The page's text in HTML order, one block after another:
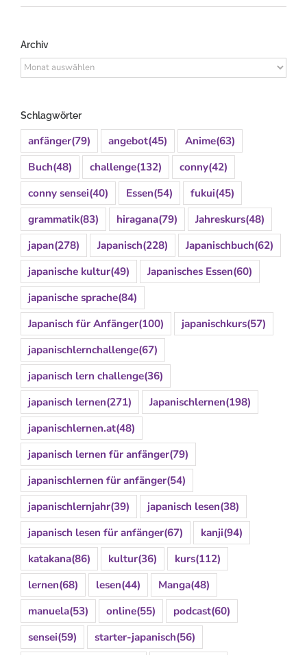
Archiv
Archiv
Schlagwörter
anfänger(79) angebot(45) Anime(63)
Buch(48) challenge(132) conny(42)
conny sensei(40) Essen(54) fukui(45)
grammatik(83) hiragana(79) Jahreskurs(48)
japan(278) Japanisch(228) Japanischbuch(62)
japanische kultur(49) Japanisches Essen(60)
japanische sprache(84)
Japanisch für Anfänger(100) japanischkurs(57)
japanischlernchallenge(67)
japanisch lern challenge(36)
japanisch lernen(271) Japanischlernen(198)
japanischlernen.at(48)
japanisch lernen für anfänger(79)
japanischlernen für anfänger(54)
japanischlernjahr(39) japanisch lesen(38)
japanisch lesen für anfänger(67) kanji(94)
katakana(86) kultur(36) kurs(112)
lernen(68) lesen(44) Manga(48)
manuela(53) online(55) podcast(60)
sensei(59) starter-japanisch(56)